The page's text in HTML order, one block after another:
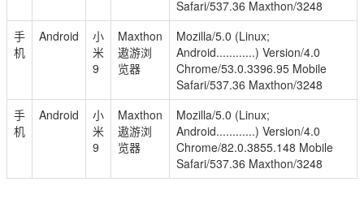
Safari/537.36 Maxthon/3248
手
机
Android
小
米
9
Maxthon
遨游浏
览器
Mozilla/5.0 (Linux;
Android............) Version/4.0
Chrome/53.0.3396.95 Mobile
Safari/537.36 Maxthon/3248
手
机
Android
小
米
9
Maxthon
遨游浏
览器
Mozilla/5.0 (Linux;
Android............) Version/4.0
Chrome/82.0.3855.148 Mobile
Safari/537.36 Maxthon/3248